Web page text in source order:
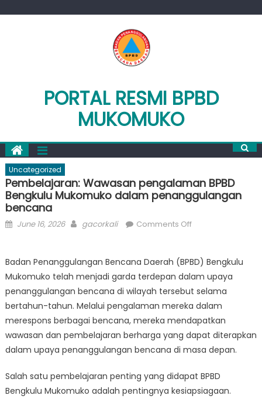
PORTAL RESMI BPBD
MUKOMUKO
Uncategorized
Pembelajaran: Wawasan pengalaman BPBD
Bengkulu Mukomuko dalam penanggulangan
bencana
Posted
June 16, 2026 Author
gacorkali Comments Offon
pengalaman
BPBD
Bengkulu
Mukomuko
dalam
penanggulangan
bencana
Badan Penanggulangan Bencana Daerah (BPBD) Bengkulu
Mukomuko telah menjadi garda terdepan dalam upaya
penanggulangan bencana di wilayah tersebut selama
bertahun-tahun. Melalui pengalaman mereka dalam
merespons berbagai bencana, mereka mendapatkan
wawasan dan pembelajaran berharga yang dapat diterapkan
dalam upaya penanggulangan bencana di masa depan.
Salah satu pembelajaran penting yang didapat BPBD
Bengkulu Mukomuko adalah pentingnya kesiapsiagaan.